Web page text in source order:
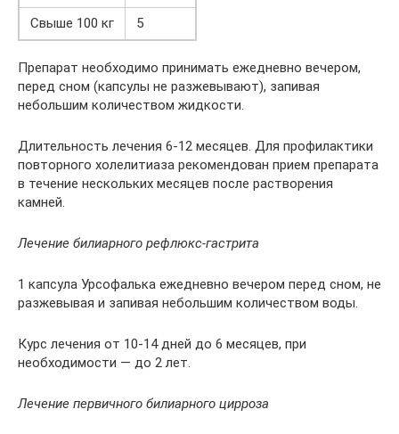
Свыше 100 кг
5
Препарат необходимо принимать ежедневно вечером,
перед сном (капсулы не разжевывают), запивая
небольшим количеством жидкости.
Длительность лечения 6-12 месяцев. Для профилактики
повторного холелитиаза рекомендован прием препарата
в течение нескольких месяцев после растворения
камней.
Лечение билиарного рефлюкс-гастрита
1 капсула Урсофалька ежедневно вечером перед сном, не
разжевывая и запивая небольшим количеством воды.
Курс лечения от 10-14 дней до 6 месяцев, при
необходимости — до 2 лет.
Лечение первичного билиарного цирроза